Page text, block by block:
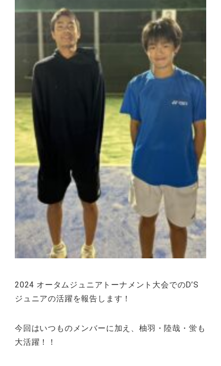
2024 オータムジュニアトーナメント大会でのD’S
ジュニアの活躍を報告します！
今回はいつものメンバーに加え、柚羽・陸哉・蛍も
大活躍！！